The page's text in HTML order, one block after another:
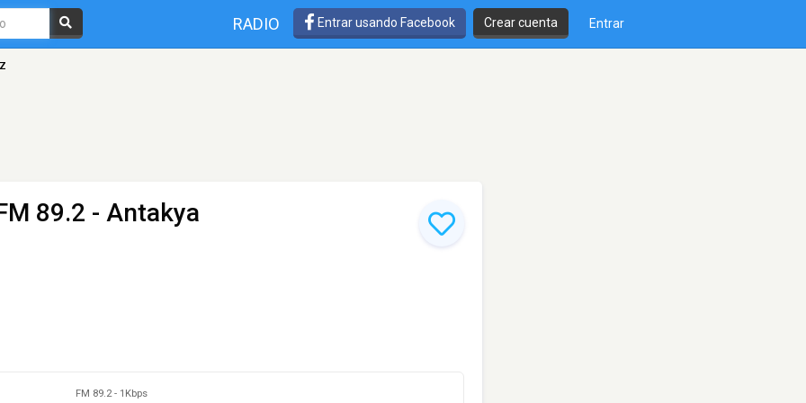
RADIO Entrar usando Facebook Crear cuenta Entrar
89.2 - Antakya
FM 89.2- 1Kbps